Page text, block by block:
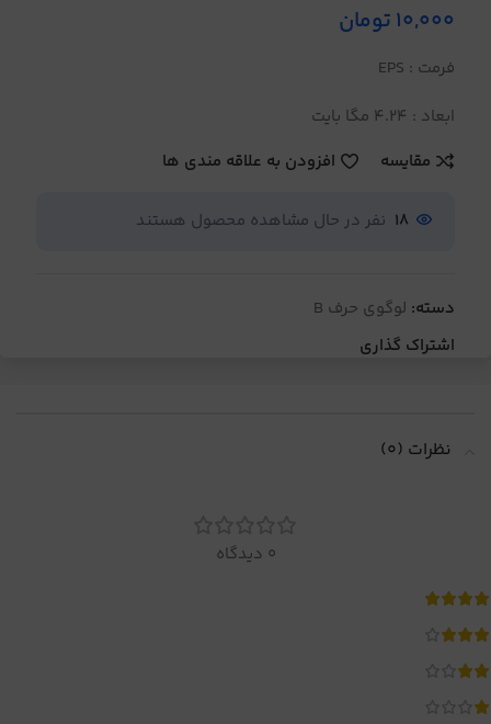
10,000تومان
فرمت : EPS
ابعاد : 4.24 مگا بایت
مقایسه
افزودن به علاقه مندی ها
18 نفر در حال مشاهده محصول هستند
دسته: لوگوی حرف B
اشتراک گذاری
نظرات (0)
0 دیدگاه